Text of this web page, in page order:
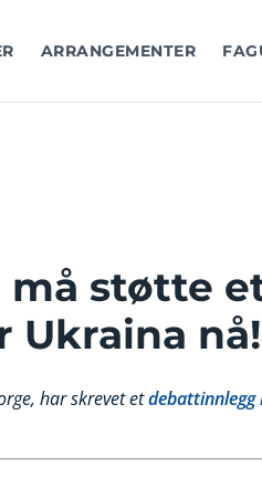
ARRANGEMENTER
må støtte
Ukraina nå!
har skrevet etdebattinnlegg